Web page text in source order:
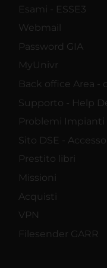
Esami - ESSE3
Webmail
Password GIA
MyUnivr
Back office Area -
Supporto - Help
Problemi Impianti
Sito DSE -
Prestito libri
Missioni
Acquisti
VPN
Filesender GARR